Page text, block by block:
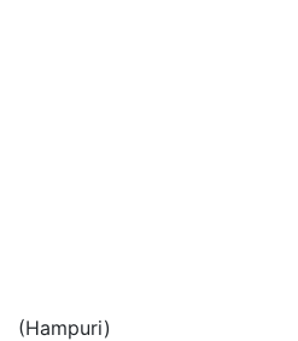
(Hampuri)